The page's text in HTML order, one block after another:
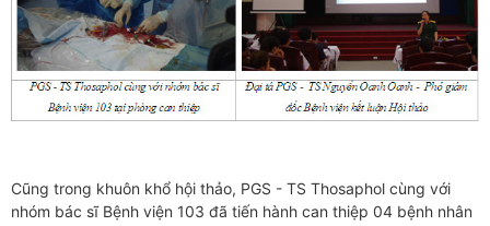
Cũng trong khuôn khổ hội thảo, PGS - TS Thosaphol cùng với
nhóm bác sĩ Bệnh viện 103 đã tiến hành can thiệp 04 bệnh nhân